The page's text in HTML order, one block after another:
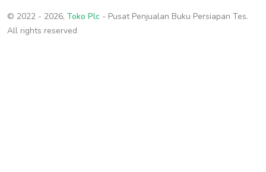
© 2022 - 2026, Toko Plc - Pusat Penjualan Buku Persiapan Tes.
All rights reserved